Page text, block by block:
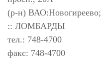
(р-н) ВАО:Новогиреево;
:: ЛОМБАРДЫ
тел.: 748-4700
факс: 748-4700